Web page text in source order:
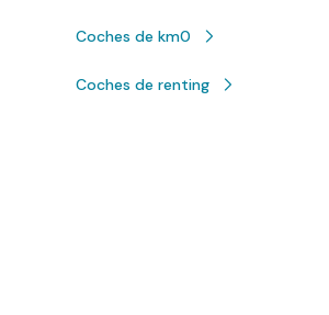
Coches de km0
Coches de renting